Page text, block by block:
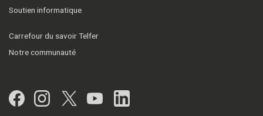
Soutien informatique
Carrefour du savoir Telfer
Notre communauté
Facebook
Instagram
Twitter
YouTubeLinkedIn